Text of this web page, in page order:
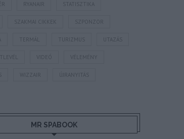
RYANAIR STATISZTIKA
SZAKMAI CIKKEK SZPONZOR
TERMÁL TURIZMUS UTAZÁS
VIDEÓ VÉLEMÉNY
WIZZAIR ÚJRANYITÁS
MR SPABOOK